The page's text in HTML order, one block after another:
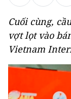
Cuối cùng,
vợt lọt vào
Vietnam